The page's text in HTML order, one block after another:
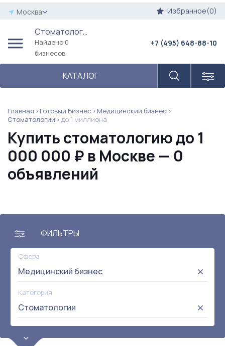
Москва Избранное(0)
Стоматологии
Найдено 0
бизнесов
КАТАЛОГ
+7 (495) 648-88-10
Главная Готовый Бизнес
Медицинский бизнес
Стоматологии
до 1 миллиона
Купить стоматологию до 1
000 000 ₽ в Москве — 0
объявлений
ФИЛЬТРЫ
Сфера
Медицинский бизнес
Категория
Стоматологии
Цена
от:
до: